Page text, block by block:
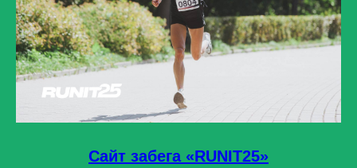
Сайт забега «RUNIT25»